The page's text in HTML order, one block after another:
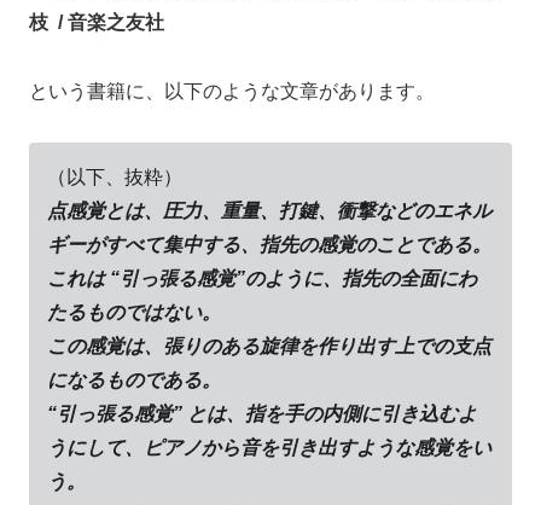
枝 / 音楽之友社
という書籍に、以下のような文章があります。
（以下、抜粋）
点感覚とは、圧力、重量、打鍵、衝撃などのエネル
ギーがすべて集中する、指先の感覚のことである。
これは “引っ張る感覚”のように、指先の全面にわ
たるものではない。
この感覚は、張りのある旋律を作り出す上での支点
になるものである。
“引っ張る感覚” とは、指を手の内側に引き込むよ
うにして、ピアノから音を引き出すような感覚をい
う。